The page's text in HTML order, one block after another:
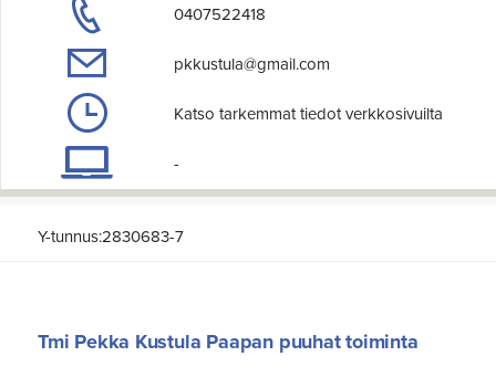
0407522418
pkkustula@gmail.com
Katso tarkemmat tiedot verkkosivuilta
-
Y-tunnus:2830683-7
Tmi Pekka Kustula Paapan puuhat toiminta